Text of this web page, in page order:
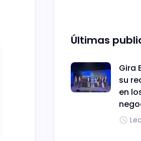
Últimas
Gira
su
en